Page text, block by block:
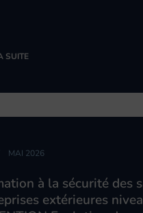
SUITE
MAI 2026
à la sécurité des
extérieures